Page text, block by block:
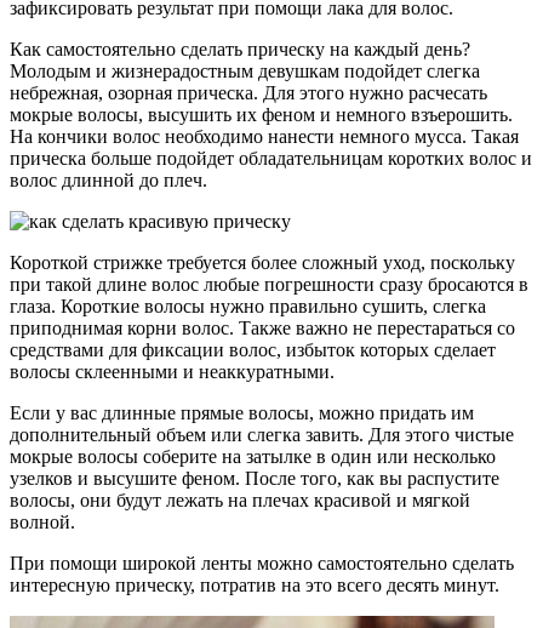
зафиксировать результат при помощи лака для волос.
Как самостоятельно сделать прическу на каждый день?
Молодым и жизнерадостным девушкам подойдет слегка
небрежная, озорная прическа. Для этого нужно расчесать
мокрые волосы, высушить их феном и немного взъерошить.
На кончики волос необходимо нанести немного мусса. Такая
прическа больше подойдет обладательницам коротких волос и
волос длинной до плеч.
Короткой стрижке требуется более сложный уход, поскольку
при такой длине волос любые погрешности сразу бросаются в
глаза. Короткие волосы нужно правильно сушить, слегка
приподнимая корни волос. Также важно не перестараться со
средствами для фиксации волос, избыток которых сделает
волосы склеенными и неаккуратными.
Если у вас длинные прямые волосы, можно придать им
дополнительный объем или слегка завить. Для этого чистые
мокрые волосы соберите на затылке в один или несколько
узелков и высушите феном. После того, как вы распустите
волосы, они будут лежать на плечах красивой и мягкой
волной.
При помощи широкой ленты можно самостоятельно сделать
интересную прическу, потратив на это всего десять минут.